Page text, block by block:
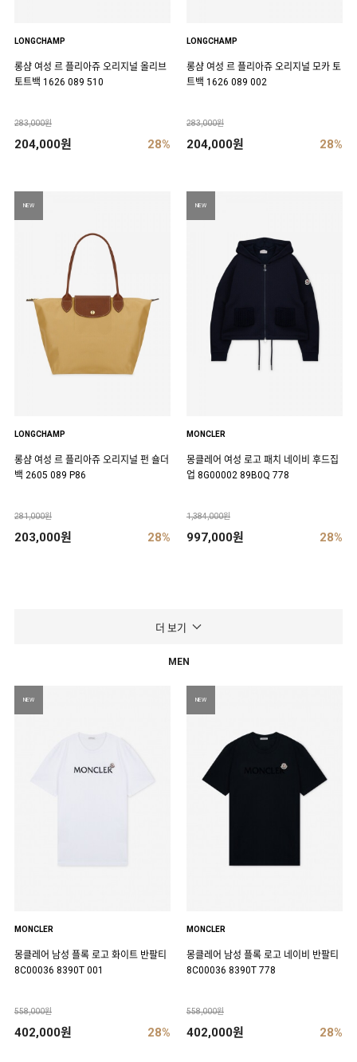
LONGCHAMP
롱샴 여성 르 플리아쥬 오리지널 올리브
토트백 1626 089 510
283,000원
204,000원 28%
LONGCHAMP
롱샴 여성 르 플리아쥬 오리지널 모카 토
트백 1626 089 002
283,000원
204,000원 28%
NEW
LONGCHAMP
롱샴 여성 르 플리아쥬 오리지널 펀 숄더
백 2605 089 P86
281,000원
203,000원 28%
NEW
MONCLER
몽클레어 여성 로고 패치 네이비 후드집
업 8G00002 89B0Q 778
1,384,000원
997,000원 28%
더 보기
MEN
NEW
MONCLER
몽클레어 남성 플록 로고 화이트 반팔티
8C00036 8390T 001
558,000원
402,000원 28%
NEW
MONCLER
몽클레어 남성 플록 로고 네이비 반팔티
8C00036 8390T 778
558,000원
402,000원 28%